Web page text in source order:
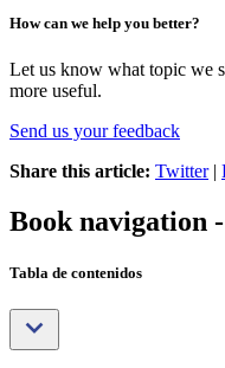
How can we help you better?
Let us know what topic we
more useful.
Send us your feedback
Share this article: Twitter|
Book navigation
Tabla de contenidos